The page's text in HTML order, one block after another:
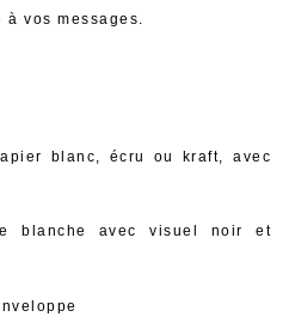
vos messages.
blanc, écru ou kraft, avec
blanche avec visuel noir et